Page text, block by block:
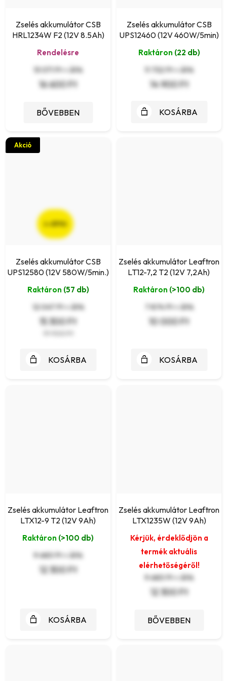
Zselés akkumulátor CSB
HRL1234W F2 (12V 8.5Ah)
Rendelésre
13 071 Ft + ÁFA
16 600 Ft
BŐVEBBEN
Zselés akkumulátor CSB
UPS12460 (12V 460W/5min)
Raktáron (22 db)
11 732 Ft + ÁFA
14 900 Ft
KOSÁRBA
Akció
Zselés akkumulátor CSB
UPS12580 (12V 580W/5min.)
Raktáron (57 db)
12 047 Ft + ÁFA
15 300 Ft
(–23 %)
KOSÁRBA
Zselés akkumulátor Leaftron
LT12-7,2 T2 (12V 7,2Ah)
Raktáron (>100 db)
7 874 Ft + ÁFA
10 000 Ft
KOSÁRBA
Zselés akkumulátor Leaftron
LTX12-9 T2 (12V 9Ah)
Raktáron (>100 db)
9 685 Ft + ÁFA
12 300 Ft
KOSÁRBA
Zselés akkumulátor Leaftron
LTX1235W (12V 9Ah)
Kérjük, érdeklődjön a
termék aktuális
elérhetőségéről!
9 685 Ft + ÁFA
12 300 Ft
BŐVEBBEN